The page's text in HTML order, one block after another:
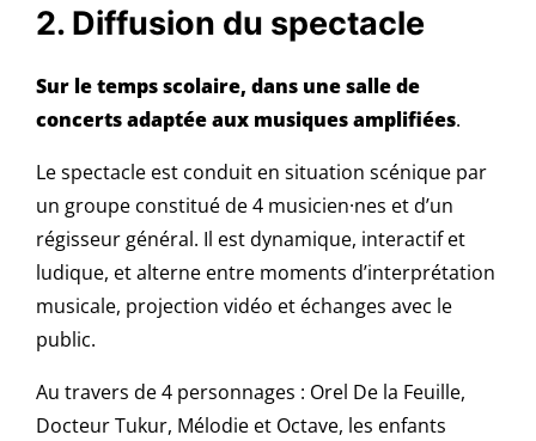
2. Diffusion du spectacle
Sur le temps scolaire, dans une salle de
concerts adaptée aux musiques amplifiées.
Le spectacle est conduit en situation scénique par
un groupe constitué de 4 musicien·nes et d’un
régisseur général. Il est dynamique, interactif et
ludique, et alterne entre moments d’interprétation
musicale, projection vidéo et échanges avec le
public.
Au travers de 4 personnages : Orel De la Feuille,
Docteur Tukur, Mélodie et Octave, les enfants